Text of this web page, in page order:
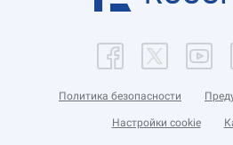
Политика безопасности
Настройки cookie